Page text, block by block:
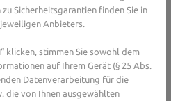
zur Expertensuche.
Probleme
unterentwickelt sein, was die
Sicherheitsgarantien finden Sie in
Anbieters.
klicken, stimmen Sie sowohl dem
auf Ihrem Gerät (§ 25 Abs.
Datenverarbeitung für die
die von Ihnen ausgewählten